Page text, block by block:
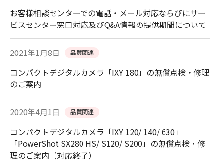
お客様相談センターでの電話・メール対応ならびにサー
ビスセンター窓口対応及びQ&A情報の提供期間について
2021年1月8日 品質関連
コンパクトデジタルカメラ「IXY 180」の無償点検・修理
のご案内
2020年4月1日 品質関連
コンパクトデジタルカメラ「IXY 120/ 140/ 630」
「PowerShot SX280 HS/ S120/ S200」の無償点検・修
理のご案内（対応終了）